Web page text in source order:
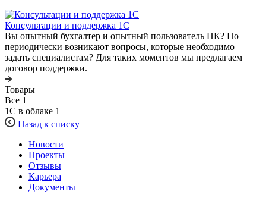
Консультации и поддержка 1C
Вы опытный бухгалтер и опытный пользователь ПК? Но
периодически возникают вопросы, которые необходимо
задать специалистам? Для таких моментов мы предлагаем
договор поддержки.
Товары
Все 1
1С в облаке 1
Назад к списку
Новости
Проекты
Отзывы
Карьера
Документы